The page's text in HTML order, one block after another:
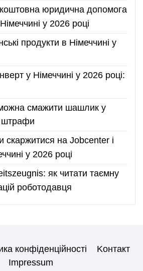
юридична допомога
у 2026 році
продукти в Німеччині у
у Німеччині у 2026 році:
смажити шашлик у
штрафи
скаржитися на Jobcenter і
у 2026 році
як читати таємну
роботодавця
конфіденційності
Kонтакт
Impressum